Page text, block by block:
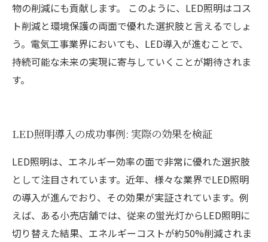
物の削減にも貢献します。 このように、LED照明はコス
ト削減と環境保護の両面で優れた選択肢と言えるでしょ
う。電気工事業界においても、LED導入が進むことで、
持続可能な未来の実現に寄与していくことが期待されま
す。
LED照明導入の成功事例: 実際の効果を検証
LED照明は、エネルギー効率の面で非常に優れた選択肢
として注目されています。近年、様々な業界でLED照明
の導入が進んでおり、その効果が実証されています。例
えば、ある小売店舗では、従来の蛍光灯からLED照明に
切り替えた結果、エネルギーコストが約50%削減されま